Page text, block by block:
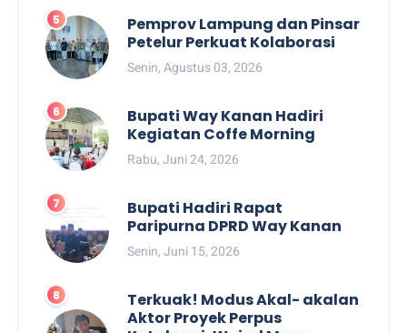
Pemprov Lampung dan Pinsar
Petelur Perkuat Kolaborasi
Senin, Agustus 03, 2026
Bupati Way Kanan Hadiri
Kegiatan Coffe Morning
Rabu, Juni 24, 2026
Bupati Hadiri Rapat
Paripurna DPRD Way Kanan
Senin, Juni 15, 2026
Terkuak! Modus Akal- akalan
Aktor Proyek Perpus